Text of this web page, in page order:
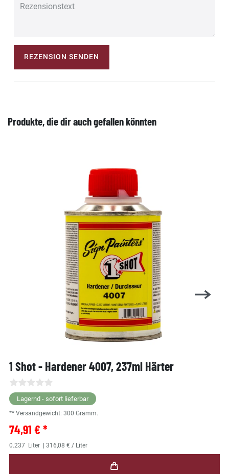
REZENSION SENDEN
Produkte, die dir auch gefallen könnten
1 Shot - Hardener 4007, 237ml Härter
Lagernd - sofort lieferbar
** Versandgewicht: 300 Gramm.
74,91 € *
0.237 Liter | 316,08 € / Liter